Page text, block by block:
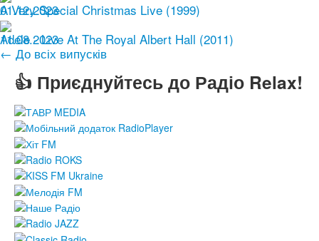
01.12.2023
A Very Special Christmas Live (1999)
11.08.2023
Adele - Live At The Royal Albert Hall (2011)
← До всіх випусків
👍 Приєднуйтесь до Радіо Relax!